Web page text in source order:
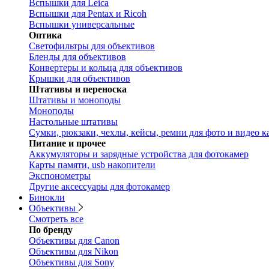
Вспышки для Leica
Вспышки для Pentax и Ricoh
Вспышки универсальные
Оптика
Светофильтры для объективов
Бленды для объективов
Конвертеры и кольца для объективов
Крышки для объективов
Штативы и переноска
Штативы и моноподы
Моноподы
Настольные штативы
Сумки, рюкзаки, чехлы, кейсы, ремни для фото и видео
Питание и прочее
Аккумуляторы и зарядные устройства для фотокамер
Карты памяти, usb накопители
Экспонометры
Другие аксессуары для фотокамер
Бинокли
Объективы
Смотреть все
По бренду
Объективы для Canon
Объективы для Nikon
Объективы для Sony